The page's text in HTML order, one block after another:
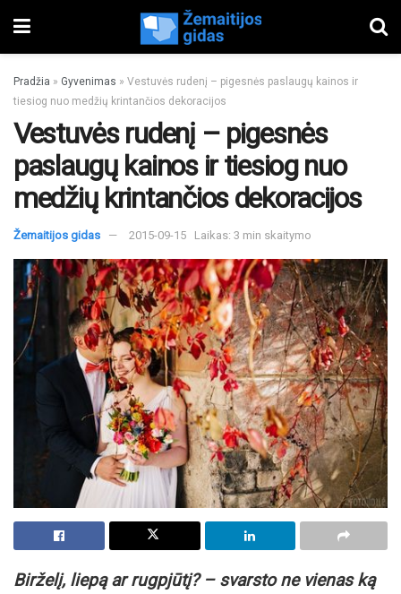
Pradžia » Gyvenimas » Vestuvės rudenį – pigesnės paslaugų kainos ir
tiesiog nuo medžių krintančios dekoracijos
Vestuvės rudenį – pigesnės
paslaugų kainos ir tiesiog nuo
medžių krintančios dekoracijos
Žemaitijos gidas 2015-09-15 Laikas: 3 min skaitymo
Birželį, liepą ar rugpjūtį? – svarsto ne vienas ką